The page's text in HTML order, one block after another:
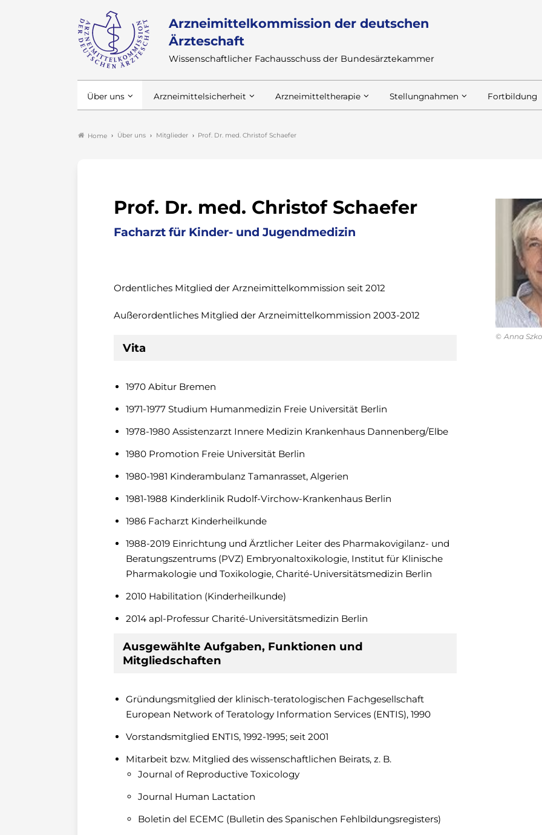
Arzneimittelkommission der deutschen
Ärzteschaft
Wissenschaftlicher Fachausschuss der Bundesärztekammer
Über uns Arzneimittelsicherheit Arzneimitteltherapie Stellungnahmen Fortbildung
Home Über uns Mitglieder Prof. Dr. med. Christof Schaefer
Prof. Dr. med. Christof Schaefer
Facharzt für Kinder- und Jugendmedizin
Ordentliches Mitglied der Arzneimittelkommission seit 2012
Außerordentliches Mitglied der Arzneimittelkommission 2003-2012
Vita
1970 Abitur Bremen
1971-1977 Studium Humanmedizin Freie Universität Berlin
1978-1980 Assistenzarzt Innere Medizin Krankenhaus Dannenberg/Elbe
1980 Promotion Freie Universität Berlin
1980-1981 Kinderambulanz Tamanrasset, Algerien
1981-1988 Kinderklinik Rudolf-Virchow-Krankenhaus Berlin
1986 Facharzt Kinderheilkunde
1988-2019 Einrichtung und Ärztlicher Leiter des Pharmakovigilanz- und
Beratungszentrums (PVZ) Embryonaltoxikologie, Institut für Klinische
Pharmakologie und Toxikologie, Charité-Universitätsmedizin Berlin
2010 Habilitation (Kinderheilkunde)
2014 apl-Professur Charité-Universitätsmedizin Berlin
Ausgewählte Aufgaben, Funktionen und
Mitgliedschaften
Gründungsmitglied der klinisch-teratologischen Fachgesellschaft
European Network of Teratology Information Services (ENTIS), 1990
Vorstandsmitglied ENTIS, 1992-1995; seit 2001
Mitarbeit bzw. Mitglied des wissenschaftlichen Beirats, z. B.
Journal of Reproductive Toxicology
Journal Human Lactation
Boletin del ECEMC (Bulletin des Spanischen Fehlbildungsregisters)
Anna